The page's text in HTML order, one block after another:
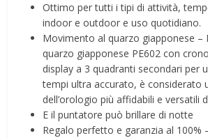
Ottimo per tutti i tipi di attività,
indoor e outdoor e uso quotidiano.
Movimento al quarzo giapponese –
quarzo giapponese PE602 con
display a 3 quadranti secondari per
tempi ultra accurato, è considerato
dell’orologio più affidabili e versatili
E il puntatore può brillare di notte
Regalo perfetto e garanzia al 100%